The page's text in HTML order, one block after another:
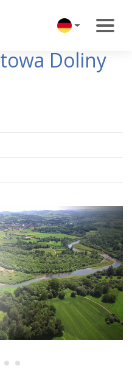
Doliny